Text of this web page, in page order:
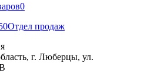
0
Отдел продаж
г. Люберцы, ул.